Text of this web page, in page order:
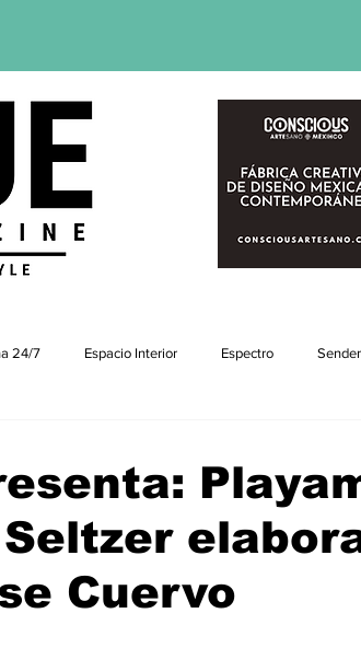
24/7 Espacio Interior Espectro
Cuervo